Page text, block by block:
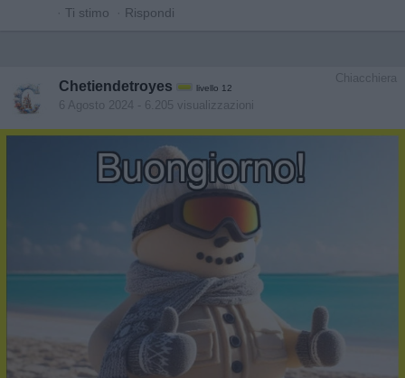
· Ti stimo · Rispondi
Chiacchiera
Chetiendetroyes livello 12
6 Agosto 2024 - 6.205 visualizzazioni